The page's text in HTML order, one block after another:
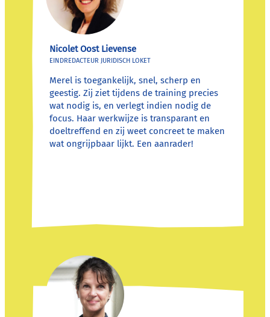
Nicolet Oost Lievense
EINDREDACTEUR JURIDISCH LOKET
Merel is toegankelijk, snel, scherp en
geestig. Zij ziet tijdens de training precies
wat nodig is, en verlegt indien nodig de
focus. Haar werkwijze is transparant en
doeltreffend en zij weet concreet te maken
wat ongrijpbaar lijkt. Een aanrader!